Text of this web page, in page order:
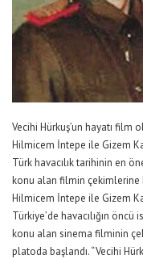
Vecihi Hürkuş’un hayatı film
Hilmicem İntepe ile Gizem
Türk havacılık tarihinin en
konu alan filmin çekimlerine
Hilmicem İntepe ile Gizem
Türkiye’de havacılığın öncü
konu alan sinema filminin
platoda başlandı. “Vecihi